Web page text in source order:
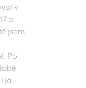
v
a
jsem
Po
já